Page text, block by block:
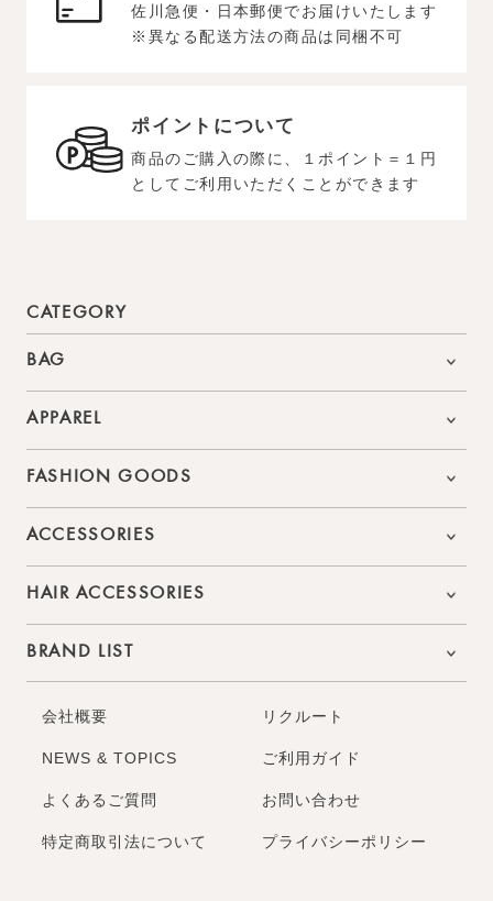
佐川急便・日本郵便でお届けいたします
※異なる配送方法の商品は同梱不可
ポイントについて
商品のご購入の際に、１ポイント＝１円
としてご利用いただくことができます
CATEGORY
BAG
APPAREL
FASHION GOODS
ACCESSORIES
HAIR ACCESSORIES
BRAND LIST
会社概要 リクルート
NEWS & TOPICS ご利用ガイド
よくあるご質問 お問い合わせ
特定商取引法について プライバシーポリシー